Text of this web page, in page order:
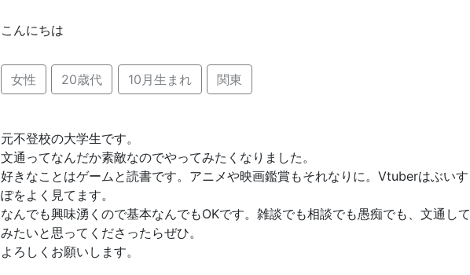
こんにちは
女性 20歳代 10月生まれ 関東
元不登校の大学生です。
文通ってなんだか素敵なのでやってみたくなりました。
好きなことはゲームと読書です。アニメや映画鑑賞もそれなりに。Vtuberはぶいす
ぽをよく見てます。
なんでも興味湧くので基本なんでもOKです。雑談でも相談でも愚痴でも、文通して
みたいと思ってくださったらぜひ。
よろしくお願いします。